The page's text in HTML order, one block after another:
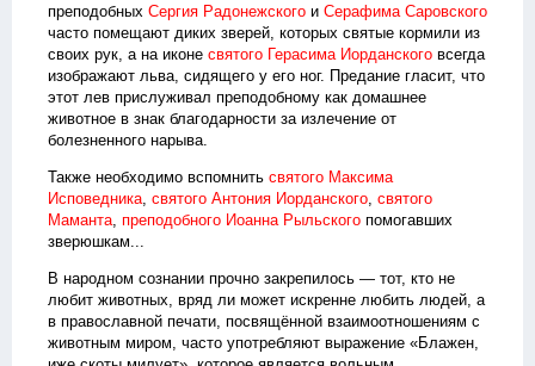
преподобных Сергия Радонежского и Серафима Саровского
часто помещают диких зверей, которых святые кормили из
своих рук, а на иконе святого Герасима Иорданского всегда
изображают льва, сидящего у его ног. Предание гласит, что
этот лев прислуживал преподобному как домашнее
животное в знак благодарности за излечение от
болезненного нарыва.
Также необходимо вспомнить святого Максима
Исповедника, святого Антония Иорданского, святого
Маманта, преподобного Иоанна Рыльского помогавших
зверюшкам...
В народном сознании прочно закрепилось — тот, кто не
любит животных, вряд ли может искренне любить людей, а
в православной печати, посвящённой взаимоотношениям с
животным миром, часто употребляют выражение «Блажен,